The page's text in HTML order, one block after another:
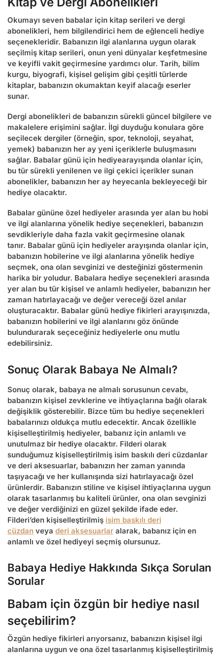
Okumayı seven babalar için kitap serileri ve dergi
abonelikleri, hem bilgilendirici hem de eğlenceli hediye
seçenekleridir. Babanızın ilgi alanlarına uygun olarak
seçilmiş kitap serileri, onun yeni dünyalar keşfetmesine
ve keyifli vakit geçirmesine yardımcı olur. Tarih, bilim
kurgu, biyografi, kişisel gelişim gibi çeşitli türlerde
kitaplar, babanızın okumaktan keyif alacağı eserler
sunar.
Dergi abonelikleri de babanızın sürekli güncel bilgilere ve
makalelere erişimini sağlar. İlgi duyduğu konulara göre
seçilecek dergiler (örneğin, spor, teknoloji, seyahat,
yemek) babanızın her ay yeni içeriklerle buluşmasını
sağlar. Babalar günü için hediyearayışında olanlar için,
bu tür sürekli yenilenen ve ilgi çekici içerikler sunan
abonelikler, babanızın her ay heyecanla bekleyeceği bir
hediye olacaktır.
Babalar gününe özel hediyeler arasında yer alan bu hobi
ve ilgi alanlarına yönelik hediye seçenekleri, babanızın
sevdikleriyle daha fazla vakit geçirmesine olanak
tanır. Babalar günü için hediyeler arayışında olanlar için,
babanızın hobilerine ve ilgi alanlarına yönelik hediye
seçmek, ona olan sevginizi ve desteğinizi göstermenin
harika bir yoludur. Babalara hediye seçenekleri arasında
yer alan bu tür kişisel ve anlamlı hediyeler, babanızın her
zaman hatırlayacağı ve değer vereceği özel anılar
oluşturacaktır. Babalar günü hediye fikirleri arayışınızda,
babanızın hobilerini ve ilgi alanlarını göz önünde
bulundurarak seçeceğiniz hediyelerle onu mutlu
edebilirsiniz.
Sonuç Olarak Babaya Ne Almalı?
Sonuç olarak, babaya ne almalı sorusunun cevabı,
babanızın kişisel zevklerine ve ihtiyaçlarına bağlı olarak
değişiklik gösterebilir. Bizce tüm bu hediye seçenekleri
babalarınızı oldukça mutlu edecektir. Ancak özellikle
kişiselleştirilmiş hediyeler, babanız için anlamlı ve
unutulmaz bir hediye olacaktır. Filderi olarak
sunduğumuz kişiselleştirilmiş isim baskılı deri cüzdanlar
ve deri aksesuarlar, babanızın her zaman yanında
taşıyacağı ve her kullanışında sizi hatırlayacağı özel
ürünlerdir. Babanızın stiline ve kişisel ihtiyaçlarına uygun
olarak tasarlanmış bu kaliteli ürünler, ona olan sevginizi
ve değer verdiğinizi en güzel şekilde ifade eder.
Filderi’den kişiselleştirilmiş isim baskılı deri
cüzdan veya deri aksesuarlar alarak, babanız için en
anlamlı ve özel hediyeyi seçmiş olursunuz.
Babaya Hediye Hakkında Sıkça Sorulan
Sorular
Babam için özgün bir hediye nasıl
seçebilirim?
Özgün hediye fikirleri arıyorsanız, babanızın kişisel ilgi
alanlarına uygun ve ona özel tasarlanmış kişiselleştirilmiş